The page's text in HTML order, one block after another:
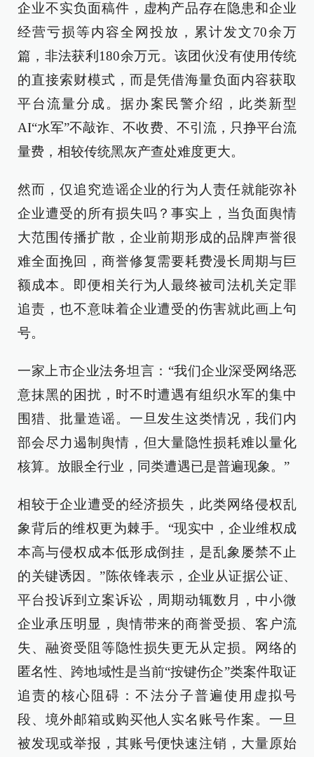
企业不实负面稿件，虚构产品存在隐患和企业
经营亏损等内容全网投放，累计发文70余万
篇，非法获利180余万元。该团伙没有使用传统
的直接索财模式，而是凭借海量负面内容获取
平台流量分成。据办案民警介绍，此类新型
AI“水军”不敲诈、不收费、不引流，只挣平台流
量费，相较传统黑灰产查处难度更大。
然而，仅追究造谣企业的行为人责任就能弥补
企业遭受的所有损失吗？事实上，当负面舆情
大范围传播扩散，企业前期形成的品牌声誉很
难全面挽回，商誉修复需要耗费漫长周期与巨
额成本。即便相关行为人最终被司法机关定罪
追责，也不意味着企业遭受的伤害就此画上句
号。
一家上市企业法务坦言：“我们企业深受网络恶
意抹黑的困扰，时不时遭遇有组织水军的集中
围猎、批量造谣。一旦发生这类情况，我们内
部会尽力遏制舆情，但大量隐性损耗难以量化
核算。放眼全行业，同类遭遇已是普遍现象。”
相较于企业遭受的经济损失，此类网络侵权乱
象背后的维权更为棘手。“现实中，企业维权成
本高与侵权成本低形成倒挂，是乱象屡禁不止
的关键诱因。”陈依锋表示，企业从证据公证、
平台投诉到立案诉讼，周期动辄数月，中小微
企业承压明显，舆情带来的商誉受损、客户流
失、融资受阻等隐性损失更无从定损。网络的
匿名性、跨地域性是当前“按键伤企”类案件取证
追责的核心阻碍：不法分子普遍使用虚拟号
段、境外邮箱或购买他人实名账号作案。一旦
被发现或举报，其账号便快速注销，大量原始